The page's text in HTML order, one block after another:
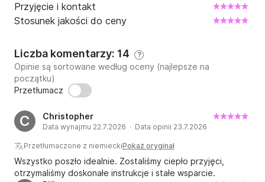
Przyjęcie i kontakt
Stosunek jakości do ceny
Liczba komentarzy: 14 ?
Opinie są sortowane według oceny (najlepsze na
początku)
Przetłumacz
C Christopher
Data wynajmu 22.7.2026 · Data opinii 23.7.2026
Przetłumaczone z niemieckiPokaż oryginał
Wszystko poszło idealnie. Zostaliśmy ciepło przyjęci,
otrzymaliśmy doskonałe instrukcje i stałe wsparcie.